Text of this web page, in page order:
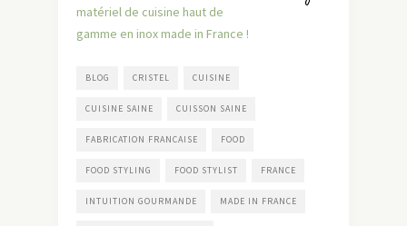
matériel de cuisine haut de
gamme en inox made in France !
BLOG CRISTEL CUISINE
CUISINE SAINE CUISSON SAINE
FABRICATION FRANCAISE FOOD
FOOD STYLING FOOD STYLIST FRANCE
INTUITION GOURMANDE MADE IN FRANCE